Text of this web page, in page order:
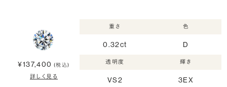
¥137,400 (税込)
詳しく見る
重さ
0.32ct
色
D
透明度
VS2
輝き
3EX